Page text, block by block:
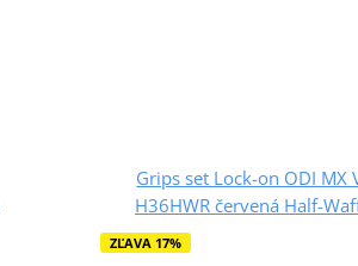
Grips set Lock-on ODI MX
H36HWR červená Half-
ZĽAVA 17%